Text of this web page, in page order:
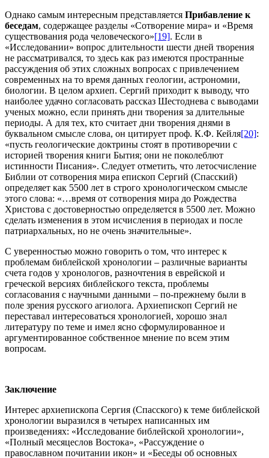
Однако самым интересным представляется Прибавление к
беседам, содержащее разделы «Сотворение мира» и «Время
существования рода человеческого»[19]. Если в
«Исследовании» вопрос длительности шести дней творения
не рассматривался, то здесь как раз имеются пространные
рассуждения об этих сложных вопросах с привлечением
современных на то время данных геологии, астрономии,
биологии. В целом архиеп. Сергий приходит к выводу, что
наиболее удачно согласовать рассказ Шестоднева с выводами
ученых можно, если принять дни творения за длительные
периоды. А для тех, кто считает дни творения днями в
буквальном смысле слова, он цитирует проф. К.Ф. Кейля[20]:
«пусть геологические доктрины стоят в противоречии с
историей творения книги Бытия; они не поколеблют
истинности Писания». Следует отметить, что летосчисление
Библии от сотворения мира епископ Сергий (Спасский)
определяет как 5500 лет в строго хронологическом смысле
этого слова: «…время от сотворения мира до Рождества
Христова с достоверностью определяется в 5500 лет. Можно
сделать изменения в этом исчисления в периодах и после
патриархальных, но не очень значительные».
С уверенностью можно говорить о том, что интерес к
проблемам библейской хронологии – различные варианты
счета годов у хронологов, разночтения в еврейской и
греческой версиях библейского текста, проблемы
согласования с научными данными – по-прежнему были в
поле зрения русского агиолога. Архиепископ Сергий не
переставал интересоваться хронологией, хорошо знал
литературу по теме и имел ясно сформулированное и
аргументированное собственное мнение по всем этим
вопросам.
Заключение
Интерес архиепископа Сергия (Спасского) к теме библейской
хронологии выразился в четырех написанных им
произведениях: «Исследование библейской хронологии»,
«Полный месяцеслов Востока», «Рассуждение о
православном почитании икон» и «Беседы об основных